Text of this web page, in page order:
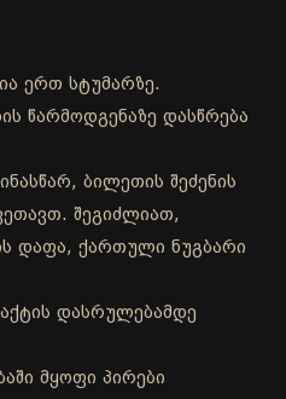
ერთ სტუმარზე.
წარმოდგენაზე დასწრება
ბილეთის შეძენის
შეგიძლიათ,
დაფა, ქართული ნუგბარი
დასრულებამდე
მყოფი პირები